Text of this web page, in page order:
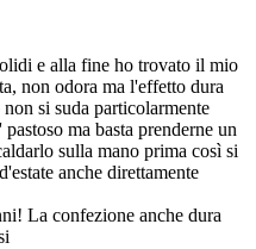
e alla fine ho trovato il mio
non odora ma l'effetto dura
si suda particolarmente
ma basta prenderne un
sulla mano prima così si
anche direttamente
La confezione anche dura